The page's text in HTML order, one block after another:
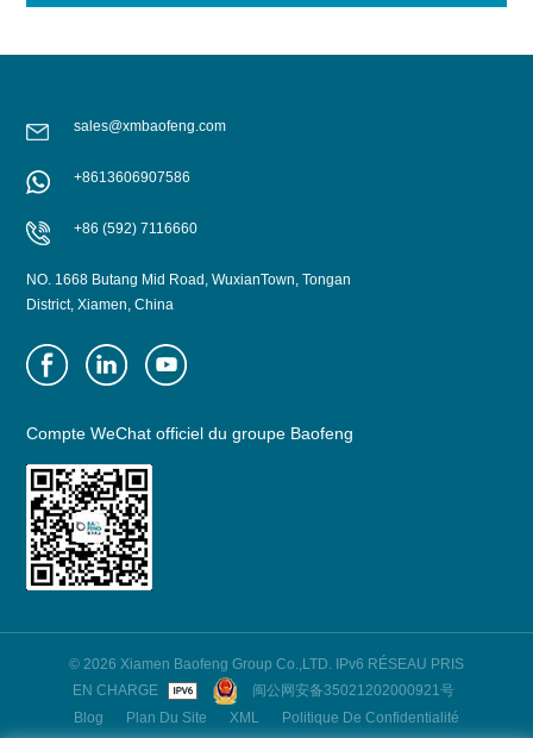
sales@xmbaofeng.com
+8613606907586
+86 (592) 7116660
NO. 1668 Butang Mid Road, WuxianTown, Tongan
District, Xiamen, China
Compte WeChat officiel du groupe Baofeng
© 2026 Xiamen Baofeng Group Co.,LTD. IPv6 RÉSEAU PRIS
EN CHARGE
闽公网安备35021202000921号
Blog
Plan Du Site XML Politique De Confidentialité